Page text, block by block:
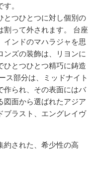
。
とつひとつに対し個別の
割って外されます。 台座
インドのマハラジャを思
ンズの装飾は、リヨンに
ひとつひとつ精巧に鋳造
ス部分は、ミッドナイト
作られ、その表面にはバ
図面から選ばれたアジア
ブラスト、エングレイヴ
約された、希少性の高